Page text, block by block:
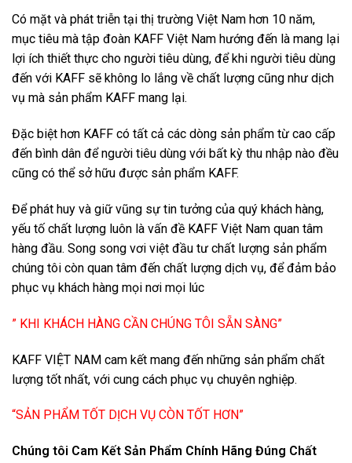
Có mặt và phát triễn tại thị trường Việt Nam hơn 10 năm,
mục tiêu mà tập đoàn KAFF Việt Nam hướng đến là mang lại
lợi ích thiết thực cho người tiêu dùng, để khi người tiêu dùng
đến với KAFF sẽ không lo lắng về chất lượng cũng như dịch
vụ mà sản phẩm KAFF mang lại.
Đặc biệt hơn KAFF có tất cả các dòng sản phẩm từ cao cấp
đến bình dân để người tiêu dùng với bất kỳ thu nhập nào đều
cũng có thể sở hữu được sản phẩm KAFF.
Để phát huy và giữ vũng sự tin tưởng của quý khách hàng,
yếu tố chất lượng luôn là vấn đề KAFF Việt Nam quan tâm
hàng đầu. Song song vơi việt đầu tư chất lượng sản phẩm
chúng tôi còn quan tâm đến chất lượng dịch vụ, để đảm bảo
phục vụ khách hàng mọi nơi mọi lúc
” KHI KHÁCH HÀNG CẦN CHÚNG TÔI SẴN SÀNG”
KAFF VIỆT NAM cam kết mang đến những sản phẩm chất
lượng tốt nhất, với cung cách phục vụ chuyên nghiệp.
“SẢN PHẨM TỐT DỊCH VỤ CÒN TỐT HƠN”
Chúng tôi Cam Kết Sản Phẩm Chính Hãng Đúng Chất